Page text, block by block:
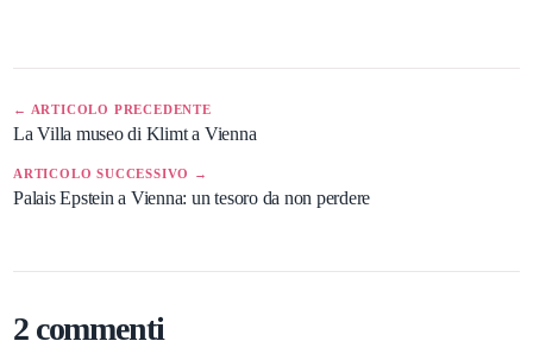
← ARTICOLO PRECEDENTE
La Villa museo di Klimt a Vienna
ARTICOLO SUCCESSIVO →
Palais Epstein a Vienna: un tesoro da non perdere
2 commenti